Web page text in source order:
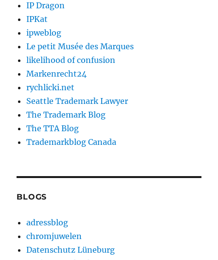
IP Dragon
IPKat
ipweblog
Le petit Musée des Marques
likelihood of confusion
Markenrecht24
rychlicki.net
Seattle Trademark Lawyer
The Trademark Blog
The TTA Blog
Trademarkblog Canada
BLOGS
adressblog
chromjuwelen
Datenschutz Lüneburg